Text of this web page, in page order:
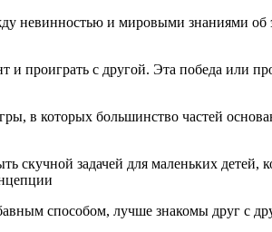
невинностью и мировыми знаниями
проиграть с другой. Эта победа или
в которых большинство частей
задачей для маленьких детей,
способом, лучше знакомы друг с